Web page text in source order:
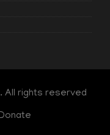
All rights reserved